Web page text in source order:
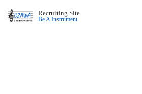
Recruiting Site
Be A Instrument